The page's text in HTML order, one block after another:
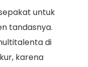
untuk
tandasnya.
di
karena